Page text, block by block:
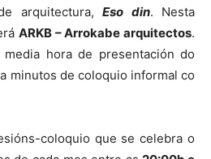
arquitectura,Eso din. Nesta
ARKB – Arrokabe arquitectos.
hora de presentación do
minutos de coloquio informal co
coloquio que se celebra o